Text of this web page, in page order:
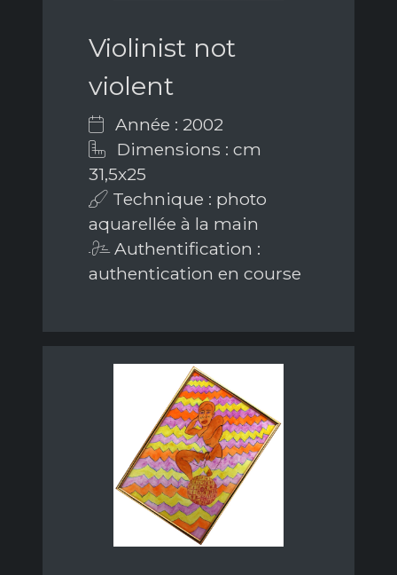
Violinist not
violent
Année : 2002
Dimensions : cm
31,5x25
Technique : photo
aquarellée à la main
Authentification :
authentication en course